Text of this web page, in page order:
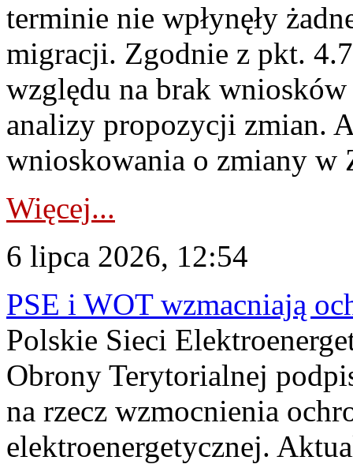
terminie nie wpłynęły
migracji. Zgodnie z pkt.
względu na brak
analizy propozycji zmian.
wnioskowania o zmiany w
Więcej...
6 lipca 2026, 12:54
PSE i WOT wzmacniają
Polskie Sieci
Obrony Terytorialnej
na rzecz wzmocnienia
elektroenergetycznej.